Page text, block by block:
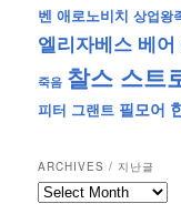
벤 애로노비치 상업왕
엘리자베스 베어
죽음 찰스 스트
피터 그랜트 필모어
ARCHIVES / 지난글
archives